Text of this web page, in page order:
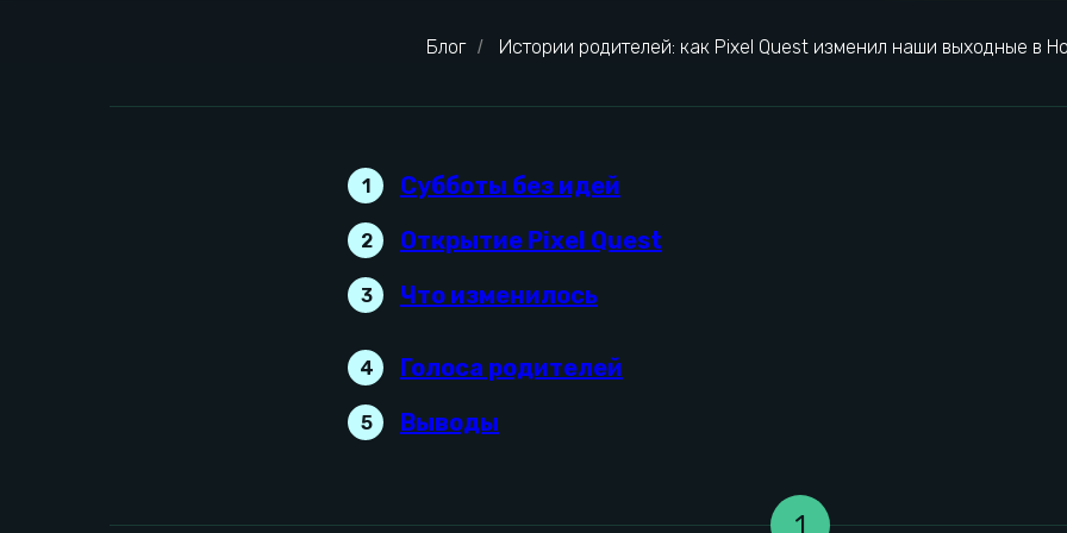
Блог / Истории родителей: как Pixel Quest изменил наши выходные в
1 Субботы без идей
2 Открытие Pixel Quest
3 Что изменилось
4 Голоса родителей
5 Выводы
1